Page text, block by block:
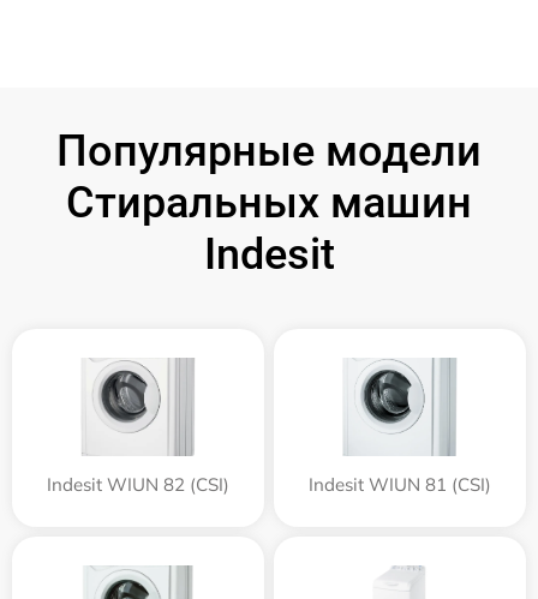
Популярные модели
Стиральных машин
Indesit
Indesit WIUN 82 (CSI) Indesit WIUN 81 (CSI)